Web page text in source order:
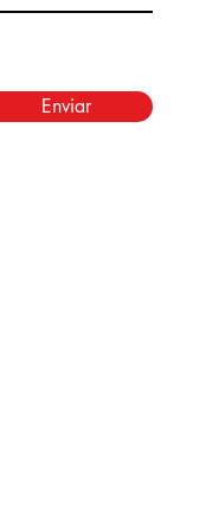
Enviar